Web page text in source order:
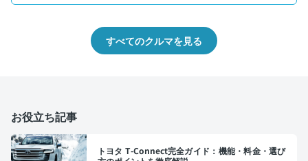
すべてのクルマを見る
お役立ち記事
トヨタ T-Connect完全ガイド：機能・料金・選び